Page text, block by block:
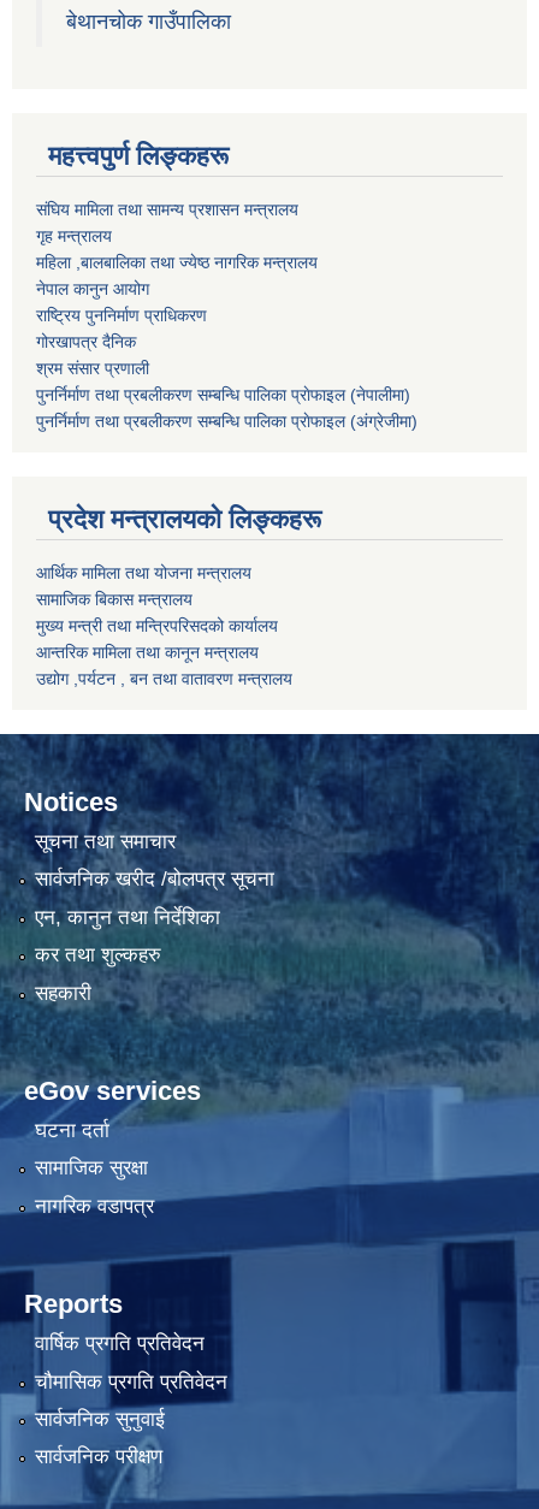
बेथानचोक गाउँपालिका
महत्त्वपुर्ण लिङ्कहरू
संघिय मामिला तथा सामन्य प्रशासन मन्त्रालय
गृह मन्त्रालय
महिला ,बालबालिका तथा ज्येष्ठ नागरिक मन्त्रालय
नेपाल कानुन आयोग
राष्ट्रिय पुननिर्माण प्राधिकरण
गोरखापत्र दैनिक
श्रम संसार प्रणाली
पुनर्निर्माण तथा प्रबलीकरण सम्बन्धि पालिका प्राेफाइल (नेपालीमा)
पुनर्निर्माण तथा प्रबलीकरण सम्बन्धि पालिका प्राेफाइल(अंग्रेजीमा)
प्रदेश मन्त्रालयको लिङ्कहरू
आर्थिक मामिला तथा योजना मन्त्रालय
सामाजिक बिकास मन्त्रालय
मुख्य मन्त्री तथा मन्त्रिपरिसदको कार्यालय
आन्तरिक मामिला तथा कानून मन्त्रालय
उद्योग ,पर्यटन , बन तथा वातावरण मन्त्रालय
Notices
सूचना तथा समाचार
सार्वजनिक खरीद /बोलपत्र सूचना
एन, कानुन तथा निर्देशिका
कर तथा शुल्कहरु
सहकारी
eGov services
घटना दर्ता
सामाजिक सुरक्षा
नागरिक वडापत्र
Reports
वार्षिक प्रगति प्रतिवेदन
चौमासिक प्रगति प्रतिवेदन
सार्वजनिक सुनुवाई
सार्वजनिक परीक्षण